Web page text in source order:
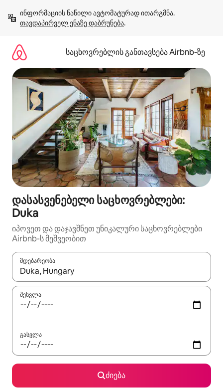
გადასვლა
თავდაპირველ ენაზე დაბრუნება.
საცხოვრებლის განთავსება Airbnb‑ზე
დასასვენებელი საცხოვრებლები:
Duka
იპოვეთ და დაჯავშნეთ უნიკალური საცხოვრებლები
Airbnb-ს მეშვეობით
მდებარეობა
როცა შედეგები ხელმისაწვდომი გახდება, ნავიგაციისთვის
შესვლა
გასვლა
ძიება